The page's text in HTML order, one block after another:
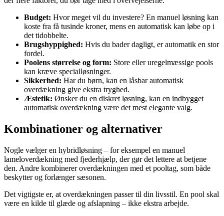
Budget: Hvor meget vil du investere? En manuel løsning kan
koste fra få tusinde kroner, mens en automatisk kan løbe op i
det tidobbelte.
Brugshyppighed: Hvis du bader dagligt, er automatik en stor
fordel.
Poolens størrelse og form: Store eller uregelmæssige pools
kan kræve specialløsninger.
Sikkerhed: Har du børn, kan en låsbar automatisk
overdækning give ekstra tryghed.
Æstetik: Ønsker du en diskret løsning, kan en indbygget
automatisk overdækning være det mest elegante valg.
Kombinationer og alternativer
Nogle vælger en hybridløsning – for eksempel en manuel
lameloverdækning med fjederhjælp, der gør det lettere at betjene
den. Andre kombinerer overdækningen med et pooltag, som både
beskytter og forlænger sæsonen.
Det vigtigste er, at overdækningen passer til din livsstil. En pool skal
være en kilde til glæde og afslapning – ikke ekstra arbejde.